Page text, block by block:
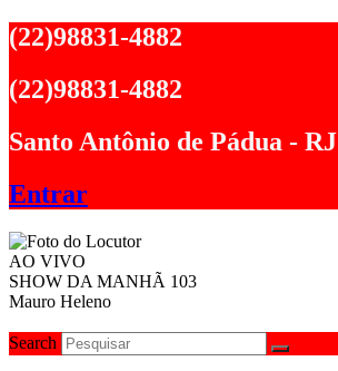
Ir
para
conteúdo
(22)98831-4882
(22)98831-4882
Santo Antônio de Pádua - RJ
Entrar
AO VIVO
SHOW DA MANHÃ 103
Mauro Heleno
Search